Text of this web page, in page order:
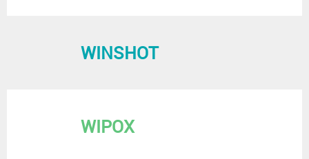
WINSHOT
WIPOX